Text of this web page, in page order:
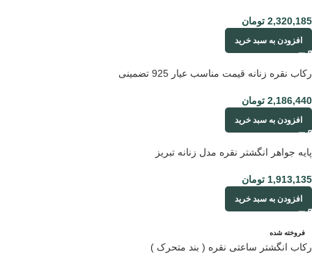
2,320,185 تومان
افزودن به سبد خرید
رکاب نقره زنانه قیمت مناسب عیار 925 تضمینی
2,186,440 تومان
افزودن به سبد خرید
پایه جواهر انگشتر نقره مدل زنانه تبریز
1,913,135 تومان
افزودن به سبد خرید
فروخته شده
رکاب انگشتر ساعتی نقره ( بند متحرک )